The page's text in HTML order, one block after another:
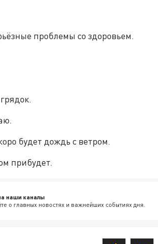
проблемы со здоровьем.
будет дождь с ветром.
прибудет.
наши каналы
о главных новостях и важнейших событиях дня.